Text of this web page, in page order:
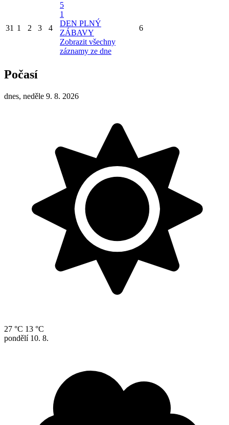
31 1 2 3 4
5
1
DEN PLNÝ
ZÁBAVY
Zobrazit všechny
záznamy ze dne
6
Počasí
dnes, neděle 9. 8. 2026
27 °C 13 °C
pondělí 10. 8.